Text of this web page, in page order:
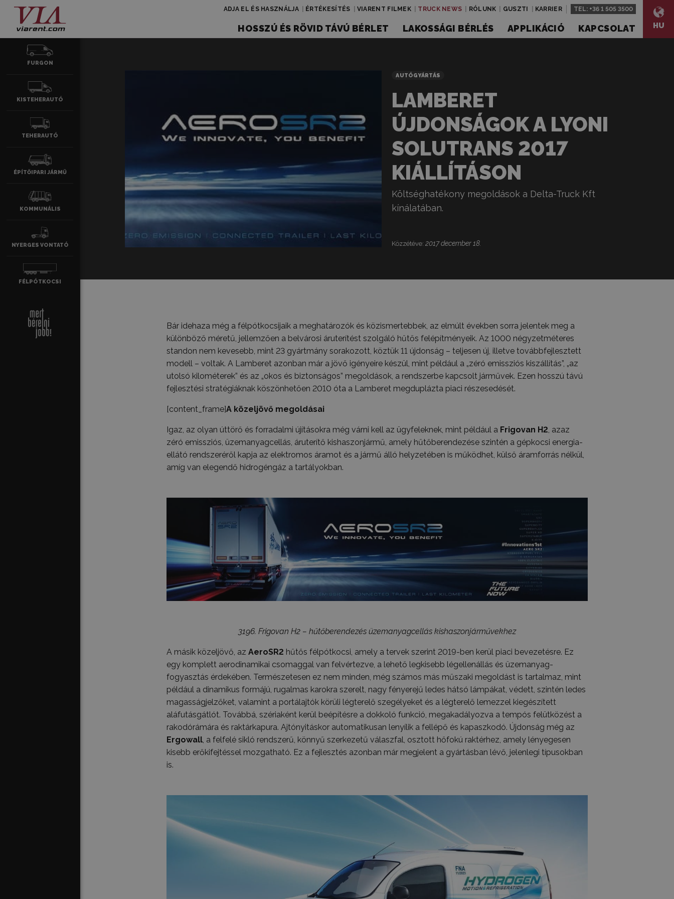
HOSSZÚ ÉS RÖVID TÁVÚ BÉRLET LAKOSSÁGI BÉRLÉS APPLIKÁCIÓ KAPCSOLAT HU
ADJA EL ÉS HASZNÁLJA ÉRTÉKESÍTÉS VIARENT FILMEK TRUCK NEWS RÓLUNK GUSZTI KARRIER TEL: +36 1 505 3500
AUTÓGYÁRTÁS
LAMBERET
ÚJDONSÁGOK A LYONI
SOLUTRANS 2017
KIÁLLÍTÁSON
Költséghatékony megoldások a Delta-Truck Kft
kínálatában.
Közzétéve:2017 december 18.
Bár idehaza még a félpótkocsijaik a meghatározók és közismertebbek, az elmúlt években sorra jelentek meg a
különböző méretű, jellemzően a belvárosi áruterítést szolgáló hűtős felépítményeik. Az 1000 négyzetméteres
standon nem kevesebb, mint 23 gyártmány sorakozott, köztük 11 újdonság – teljesen új, illetve továbbfejlesztett
modell – voltak. A Lamberet azonban már a jövő igényeire készül, mint például a „zéró emissziós kiszállítás”, „az
utolsó kilométerek” és az „okos és biztonságos” megoldások, a rendszerbe kapcsolt járművek. Ezen hosszú távú
fejlesztési stratégiáknak köszönhetően 2010 óta a Lamberet megduplázta piaci részesedését.
[content_frame]A közeljövő megoldásai
Igaz, az olyan úttörő és forradalmi újításokra még várni kell az ügyfeleknek, mint például a Frigovan H2, azaz
zéró emissziós, üzemanyagcellás, áruterítő kishaszonjármű, amely hűtőberendezése szintén a gépkocsi energia-
ellátó rendszeréről kapja az elektromos áramot és a jármű álló helyzetében is működhet, külső áramforrás nélkül,
amíg van elegendő hidrogéngáz a tartályokban.
3196. Frigovan H2 – hűtőberendezés üzemanyagcellás kishaszonjárművekhez
A másik közeljövő, az AeroSR2 hűtős félpótkocsi, amely a tervek szerint 2019-ben kerül piaci bevezetésre. Ez
egy komplett aerodinamikai csomaggal van felvértezve, a lehető legkisebb légellenállás és üzemanyag-
fogyasztás érdekében. Természetesen ez nem minden, még számos más műszaki megoldást is tartalmaz, mint
például a dinamikus formájú, rugalmas karokra szerelt, nagy fényerejű ledes hátsó lámpákat, védett, szintén ledes
magasságjelzőket, valamint a portálajtók körüli légterelő szegélyeket és a légterelő lemezzel kiegészített
aláfutásgátlót. Továbbá, szériaként kerül beépítésre a dokkoló funkció, megakadályozva a tempós felütközést a
rakodórámára és raktárkapura. Ajtónyitáskor automatikusan lenyílik a fellépő és kapaszkodó. Újdonság még az
Ergowall , a felfelé sikló rendszerű, könnyű szerkezetű válaszfal, osztott hőfokú raktérhez, amely lényegesen
kisebb erőkifejtéssel mozgatható. Ez a fejlesztés azonban már megjelent a gyártásban lévő, jelenlegi típusokban
is.
FURGON
KISTEHERAUTÓ
TEHERAUTÓ
ÉPÍTŐIPARI JÁRMŰ
KOMMUNÁLIS
NYERGES VONTATÓ
FÉLPÓTKO­CSI